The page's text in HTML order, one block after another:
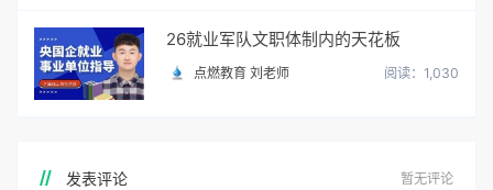
26就业军队文职体制内的天花板
点燃教育 刘老师 阅读：1,030
发表评论 暂无评论